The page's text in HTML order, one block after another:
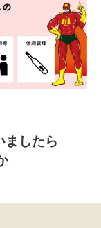
ましたら